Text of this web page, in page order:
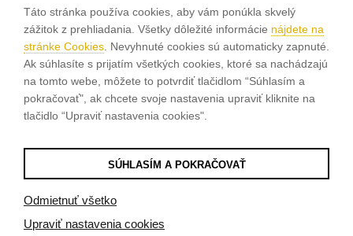
instagram
Sme rodinná firma a zameriavame sa na predaj hodiniek a
šperkov od roku 1994.
Pozrite sa na naše ďaľšie web stránky.
© 2026Tvorba e-shopov
Sme registrovaní napuncovom úrade SR
Táto stránka používa cookies, aby vám ponúkla skvelý
zážitok z prehliadania. Všetky dôležité informácie nájdete na
stránke Cookies . Nevyhnuté cookies sú automaticky zapnuté.
Ak súhlasíte s prijatím všetkých cookies, ktoré sa nachádzajú
na tomto webe, môžete to potvrdiť tlačidlom “Súhlasím a
pokračovať", ak chcete svoje nastavenia upraviť kliknite na
tlačidlo “Upraviť nastavenia cookies".
SÚHLASÍM A POKRAČOVAŤ
Odmietnuť všetko
Upraviť nastavenia cookies